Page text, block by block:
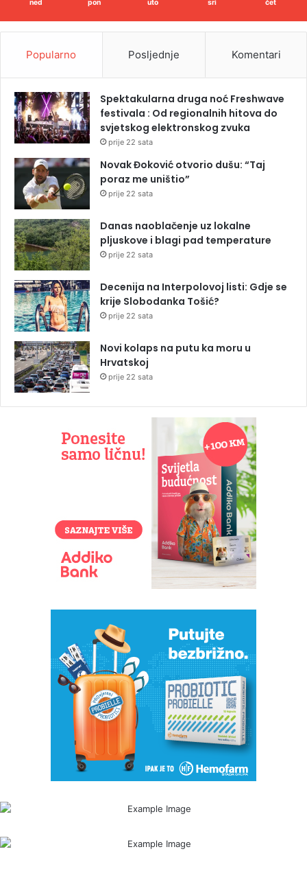
ned pon uto sri čet
Popularno Posljednje Komentari
Spektakularna druga noć Freshwave
festivala : Od regionalnih hitova do
svjetskog elektronskog zvuka
prije 22 sata
Novak Đoković otvorio dušu: “Taj
poraz me uništio”
prije 22 sata
Danas naoblačenje uz lokalne
pljuskove i blagi pad temperature
prije 22 sata
Decenija na Interpolovoj listi: Gdje se
krije Slobodanka Tošić?
prije 22 sata
Novi kolaps na putu ka moru u
Hrvatskoj
prije 22 sata